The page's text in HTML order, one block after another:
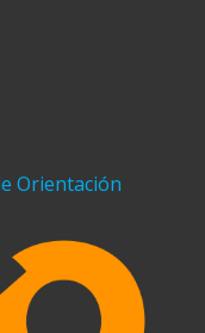
Orientación